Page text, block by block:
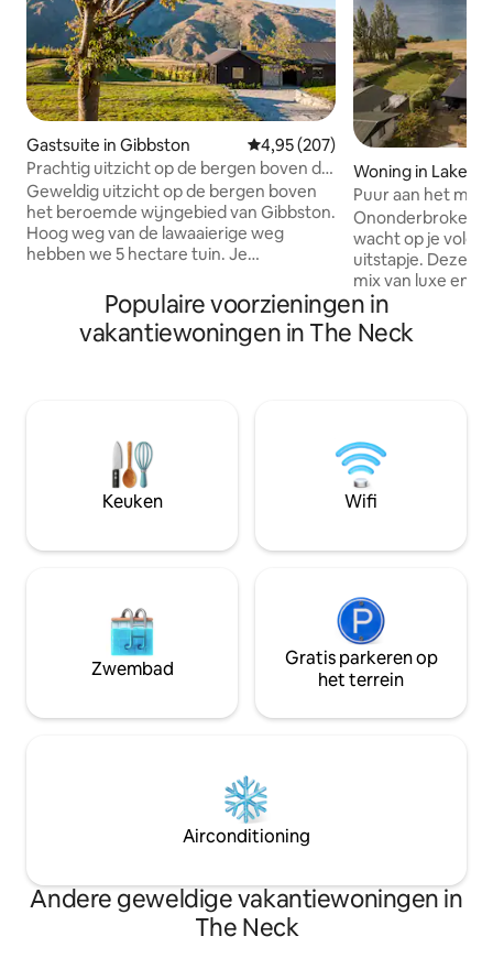
Gastsuite in Gibbston Gemiddelde beoordeling van
4,95 (207)
Prachtig uitzicht op de bergen boven de
wijngaarden van Gibbston.
Geweldig uitzicht op de bergen boven
het beroemde wijngebied van Gibbston.
Hoog weg van de lawaaierige weg
hebben we 5 hectare tuin. Je
is verbonden met ons huis, maar voelt
ingericht met een open keuken, lounge,
houtvuur of ga naar buiten en geniet
van de buitenvuurkorf terwijl je een
lokaal wijntje drinkt en naar de sterren
Woning in Lake
Puur aan het
Cottage
Ononderbroken
wacht op je
uitstapje. Deze
mix van luxe en
architectonisch
jaren '60,
natuurlijke schoonheid. Er is
Hawea! Het huisje ligt aan de voorzijde
van het pand
volledig aparte
de achterkant
Populaire voorzieningen in
vakantiewoningen in The Neck
Keuken Wifi
Zwembad
Gratis parkeren op
het terrein
Airconditioning
Andere geweldige vakantiewoningen in
The Neck